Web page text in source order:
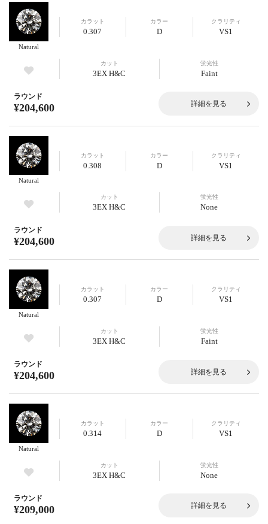
Natural
カラット
0.307
カラー
D
クラリティ
VS1
カット
3EX H&C
蛍光性
Faint
ラウンド
¥204,600 詳細を見る
Natural
カラット
0.308
カラー
D
クラリティ
VS1
カット
3EX H&C
蛍光性
None
ラウンド
¥204,600 詳細を見る
Natural
カラット
0.307
カラー
D
クラリティ
VS1
カット
3EX H&C
蛍光性
Faint
ラウンド
¥204,600 詳細を見る
Natural
カラット
0.314
カラー
D
クラリティ
VS1
カット
3EX H&C
蛍光性
None
ラウンド
¥209,000 詳細を見る